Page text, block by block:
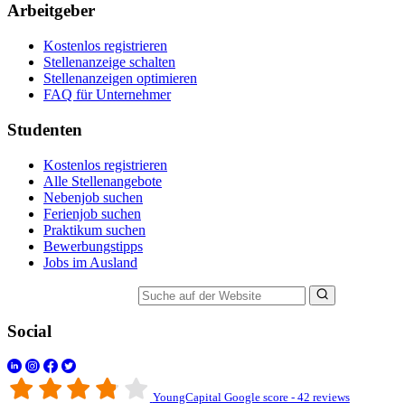
Arbeitgeber
Kostenlos registrieren
Stellenanzeige schalten
Stellenanzeigen optimieren
FAQ für Unternehmer
Studenten
Kostenlos registrieren
Alle Stellenangebote
Nebenjob suchen
Ferienjob suchen
Praktikum suchen
Bewerbungstipps
Jobs im Ausland
Social
YoungCapital Google score - 42 reviews